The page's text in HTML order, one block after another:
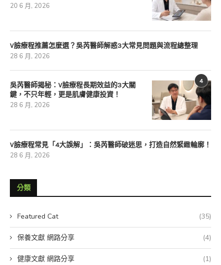
20 6 月, 2026
V臉療程推薦怎麼選？吳芮醫師解惑3大常見問題與流程總整理
28 6 月, 2026
4
吳芮醫師揭秘：V臉療程長期效益的3大關
鍵，不只年輕，更是肌膚健康投資！
28 6 月, 2026
V臉療程常見「4大誤解」：吳芮醫師破迷思，打造自然緊緻輪廓！
28 6 月, 2026
分類
Featured Cat (35)
保養文獻 網路分享 (4)
健康文獻 網路分享 (1)